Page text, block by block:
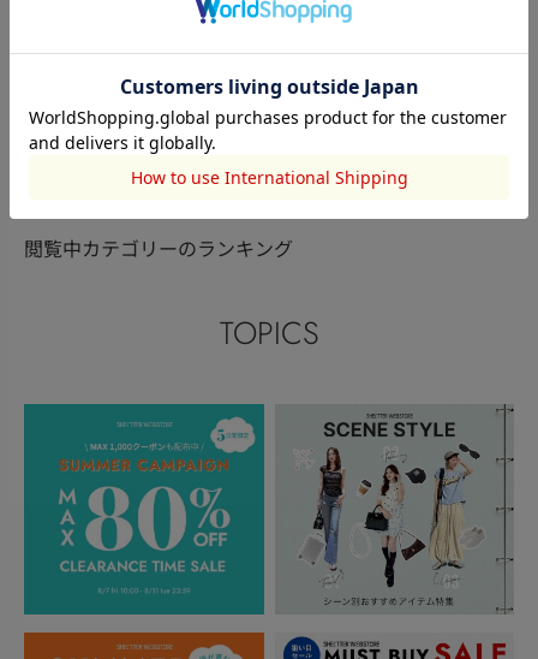
163cm
このアイテムを見た人がチェックしている商品
閲覧中カテゴリーのランキング
TOPICS